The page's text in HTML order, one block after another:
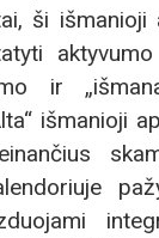
ši išmanioji
ir
išmanioji